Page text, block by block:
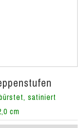
satiniert
cm